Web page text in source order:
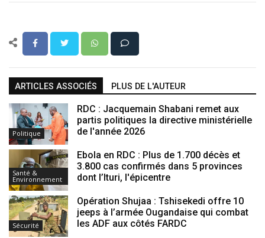
ARTICLES ASSOCIÉS PLUS DE L'AUTEUR
Politique
RDC : Jacquemain Shabani remet aux
partis politiques la directive ministérielle
de l'année 2026
Santé &
Environnement
Ebola en RDC : Plus de 1.700 décès et
3.800 cas confirmés dans 5 provinces
dont l’Ituri, l'épicentre
Sécurité
Opération Shujaa : Tshisekedi offre 10
jeeps à l’armée Ougandaise qui combat
les ADF aux côtés FARDC